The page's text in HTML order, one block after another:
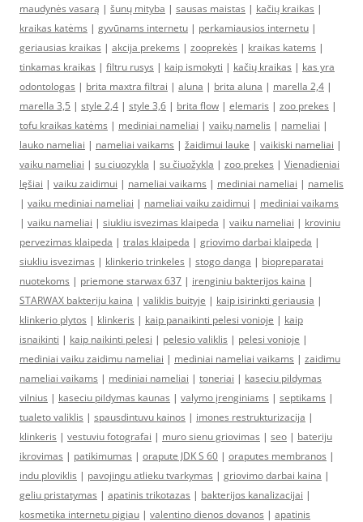
maudynės vasarą | šunų mityba | sausas maistas | kačių kraikas |
kraikas katėms | gyvūnams internetu | perkamiausios internetu |
geriausias kraikas | akcija prekems | zooprekės | kraikas katems |
tinkamas kraikas | filtru rusys | kaip ismokyti | kačių kraikas | kas yra
odontologas | brita maxtra filtrai | aluna | brita aluna | marella 2,4 |
marella 3,5 | style 2,4 | style 3,6 | brita flow | elemaris | zoo prekes |
tofu kraikas katėms | mediniai nameliai | vaikų namelis | nameliai |
lauko nameliai | nameliai vaikams | žaidimui lauke | vaikiski nameliai |
vaiku nameliai | su ciuozykla | su čiuožykla | zoo prekes | Vienadieniai
lęšiai | vaiku zaidimui | nameliai vaikams | mediniai nameliai | namelis
| vaiku mediniai nameliai | nameliai vaiku zaidimui | mediniai vaikams
| vaiku nameliai | siukliu isvezimas klaipeda | vaiku nameliai | kroviniu
pervezimas klaipeda | tralas klaipeda | griovimo darbai klaipeda |
siukliu isvezimas | klinkerio trinkeles | stogo danga | biopreparatai
nuotekoms | priemone starwax 637 | irenginiu bakterijos kaina |
STARWAX bakteriju kaina | valiklis buityje | kaip isirinkti geriausia |
klinkerio plytos | klinkeris | kaip panaikinti pelesi vonioje | kaip
isnaikinti | kaip naikinti pelesi | pelesio valiklis | pelesi vonioje |
mediniai vaiku zaidimu nameliai | mediniai nameliai vaikams | zaidimu
nameliai vaikams | mediniai nameliai | toneriai | kaseciu pildymas
vilnius | kaseciu pildymas kaunas | valymo įrenginiams | septikams |
tualeto valiklis | spausdintuvu kainos | imones restrukturizacija |
klinkeris | vestuviu fotografai | muro sienu griovimas | seo | bateriju
ikrovimas | patikimumas | orapute JDK S 60 | oraputes membranos |
indu ploviklis | pavojingu atlieku tvarkymas | griovimo darbai kaina |
geliu pristatymas | apatinis trikotazas | bakterijos kanalizacijai |
kosmetika internetu pigiau | valentino dienos dovanos | apatinis